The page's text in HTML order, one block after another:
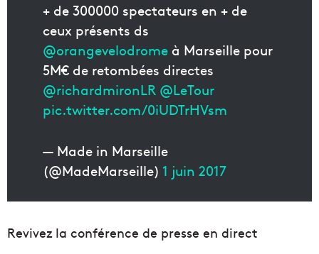
+ de 300000 spectateurs en + de
ceux présents ds
@orangevelodrome à Marseille pour
5M€ de retombées directes
@richardmironLR @LeTour
pic.twitter.com/0iUDTrHVsm
— Made in Marseille
(@MadeMarseille) 1 juin 2017
Revivez la conférence de presse en direct